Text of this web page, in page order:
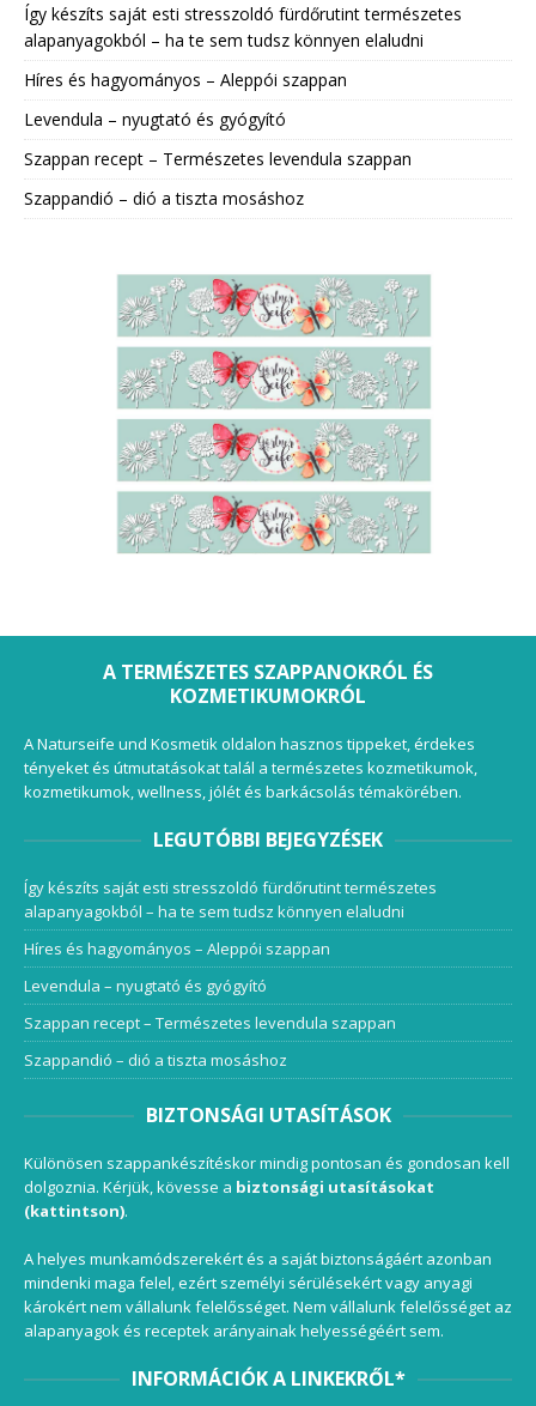
Így készíts saját esti stresszoldó fürdőrutint természetes
alapanyagokból – ha te sem tudsz könnyen elaludni
Híres és hagyományos – Aleppói szappan
Levendula – nyugtató és gyógyító
Szappan recept – Természetes levendula szappan
Szappandió – dió a tiszta mosáshoz
A TERMÉSZETES SZAPPANOKRÓL ÉS
KOZMETIKUMOKRÓL
A Naturseife und Kosmetik oldalon hasznos tippeket, érdekes
tényeket és útmutatásokat talál a természetes kozmetikumok,
kozmetikumok, wellness, jólét és barkácsolás témakörében.
LEGUTÓBBI BEJEGYZÉSEK
Így készíts saját esti stresszoldó fürdőrutint természetes
alapanyagokból – ha te sem tudsz könnyen elaludni
Híres és hagyományos – Aleppói szappan
Levendula – nyugtató és gyógyító
Szappan recept – Természetes levendula szappan
Szappandió – dió a tiszta mosáshoz
BIZTONSÁGI UTASÍTÁSOK
Különösen szappankészítéskor mindig pontosan és gondosan kell
dolgoznia. Kérjük, kövesse a biztonsági utasításokat
(kattintson).
A helyes munkamódszerekért és a saját biztonságáért azonban
mindenki maga felel, ezért személyi sérülésekért vagy anyagi
károkért nem vállalunk felelősséget. Nem vállalunk felelősséget az
alapanyagok és receptek arányainak helyességéért sem.
INFORMÁCIÓK A LINKEKRŐL*